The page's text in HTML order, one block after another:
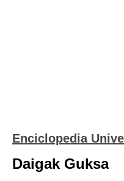
Enciclopedia
Daigak Guksa